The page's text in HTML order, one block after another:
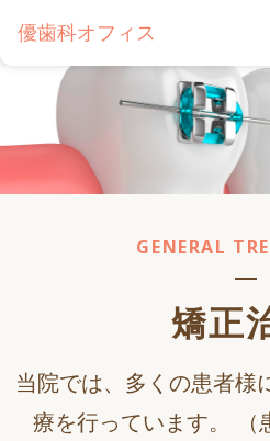
優歯科オフィス
GENERAL
矯正
当院では、多くの患者様
療を行っています。
（